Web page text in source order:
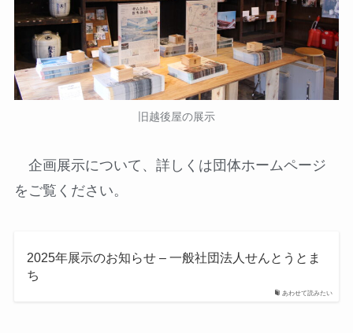
旧越後屋の展示
企画展示について、詳しくは団体ホームページ
をご覧ください。
あわせて読みたい
2025年展示のお知らせ – 一般社団法人せんとうとま
ち